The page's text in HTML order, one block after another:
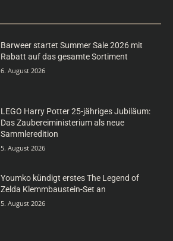
Barweer startet Summer Sale 2026 mit
Rabatt auf das gesamte Sortiment
6. August 2026
LEGO Harry Potter 25-jähriges Jubiläum:
Das Zaubereiministerium als neue
Sammleredition
5. August 2026
Youmko kündigt erstes The Legend of
Zelda Klemmbaustein-Set an
5. August 2026